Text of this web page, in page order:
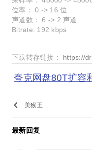
位率： 0 -> 16 位
声道数： 6 -> 2 声道
Bitrate: 192 kbps
下载转存链接：https://
夸克网盘80T扩容
keyboard_arrow_left 美猴王
最新回复